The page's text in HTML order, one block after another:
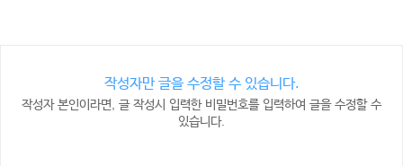
작성자만 글을 수정할 수 있습니다.
작성자 본인이라면, 글 작성시 입력한 비밀번호를 입력하여 글을 수정할 수
있습니다.